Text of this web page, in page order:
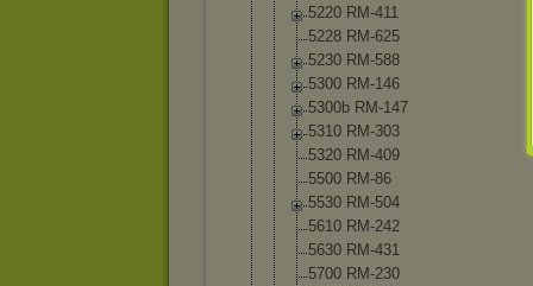
5220 RM-411
5228 RM-625
5230 RM-588
5300 RM-146
5300b RM-147
5310 RM-303
5320 RM-409
5500 RM-86
5530 RM-504
5610 RM-242
5630 RM-431
5700 RM-230